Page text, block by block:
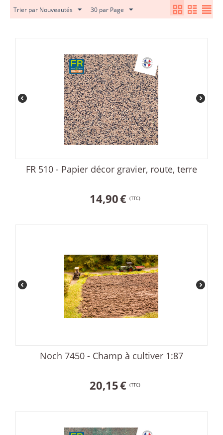
Trier par Nouveautés 30 par Page
FR 510 - Papier décor gravier, route, terre
14,90€ (TTC)
Noch 7450 - Champ à cultiver 1:87
20,15€ (TTC)